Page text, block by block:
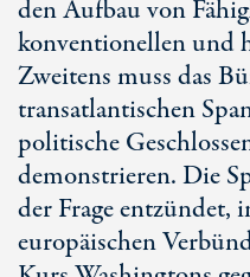
den Aufbau von
konventionellen und
Zweitens muss das
transatlantischen
politische
demonstrieren. Die
der Frage entzündet,
europäischen